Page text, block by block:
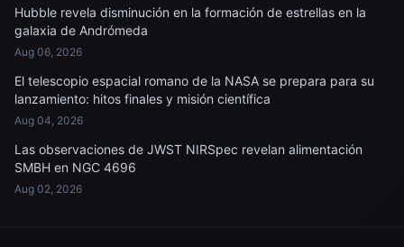
Hubble revela disminución en la formación de estrellas en la
galaxia de Andrómeda
Aug 06, 2026
El telescopio espacial romano de la NASA se prepara para su
lanzamiento: hitos finales y misión científica
Aug 04, 2026
Las observaciones de JWST NIRSpec revelan alimentación
SMBH en NGC 4696
Aug 02, 2026